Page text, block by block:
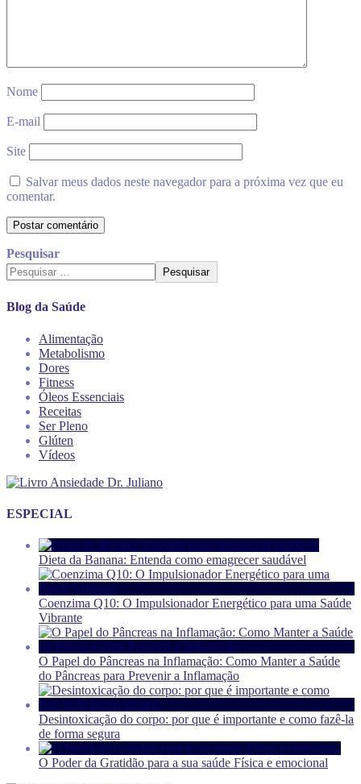
Nome
E-mail
Site
Salvar meus dados neste navegador para a próxima vez que eu
comentar.
Pesquisar
Pesquisar
Blog da Saúde
Alimentação
Metabolismo
Dores
Fitness
Óleos Essenciais
Receitas
Ser Pleno
Glúten
Vídeos
ESPECIAL
Dieta da Banana: Entenda como emagrecer saudável
Coenzima Q10: O Impulsionador Energético para uma Saúde
Vibrante
O Papel do Pâncreas na Inflamação: Como Manter a Saúde
do Pâncreas para Prevenir a Inflamação
Desintoxicação do corpo: por que é importante e como fazê-la
de forma segura
O Poder da Gratidão para a sua saúde Física e emocional